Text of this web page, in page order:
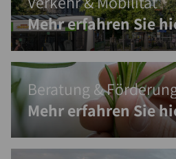
Mehr erfahren Sie
Beratung &
Mehr erfahren Sie